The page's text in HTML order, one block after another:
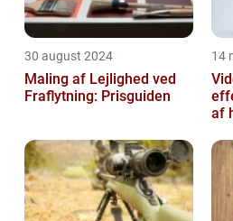
30 august 2024
Maling af Lejlighed ved
Fraflytning: Prisguiden
14
af